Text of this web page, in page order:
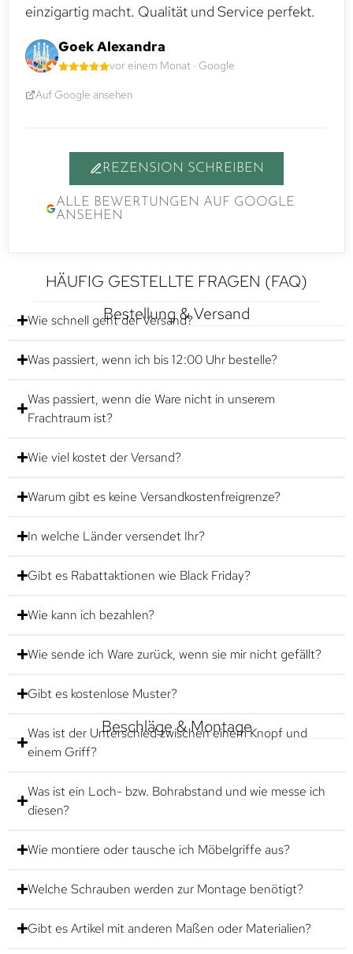
einzigartig macht. Qualität und Service perfekt.
Goek Alexandra
vor einem Monat · Google
Auf Google ansehen
REZENSION SCHREIBEN
ALLE BEWERTUNGEN AUF GOOGLE
ANSEHEN
HÄUFIG GESTELLTE FRAGEN (FAQ)
Bestellung & Versand
Wie schnell geht der Versand?
Was passiert, wenn ich bis 12:00 Uhr bestelle?
Was passiert, wenn die Ware nicht in unserem
Frachtraum ist?
Wie viel kostet der Versand?
Warum gibt es keine Versandkostenfreigrenze?
In welche Länder versendet Ihr?
Gibt es Rabattaktionen wie Black Friday?
Wie kann ich bezahlen?
Wie sende ich Ware zurück, wenn sie mir nicht gefällt?
Gibt es kostenlose Muster?
Beschläge & Montage
Was ist der Unterschied zwischen einem Knopf und
einem Griff?
Was ist ein Loch- bzw. Bohrabstand und wie messe ich
diesen?
Wie montiere oder tausche ich Möbelgriffe aus?
Welche Schrauben werden zur Montage benötigt?
Gibt es Artikel mit anderen Maßen oder Materialien?